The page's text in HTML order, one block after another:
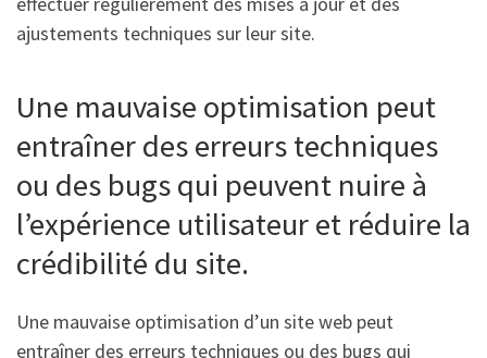
ajustements techniques sur leur site.
Une mauvaise optimisation peut
entraîner des erreurs techniques
ou des bugs qui peuvent nuire à
l’expérience utilisateur et réduire la
crédibilité du site.
Une mauvaise optimisation d’un site web peut
entraîner des erreurs techniques ou des bugs qui